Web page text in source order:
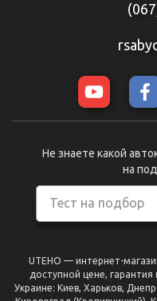
Тест на подбор
Не знаете какой
на
UTEHO — интернет-
доступной цене,
Украине: Киев, Харьков,